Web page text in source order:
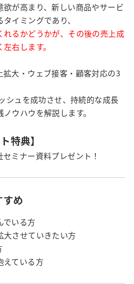
が高まり、新しい商品やサービ
イミングであり、
れるかどうかが、その後の売上成
右します。
大・ウェブ接客・顧客対応の3
シュを成功させ、持続的な成長
ウハウを解説します。
特典】
ミナー資料プレゼント！
すめ
でいる方
大させていきたい方
えている方